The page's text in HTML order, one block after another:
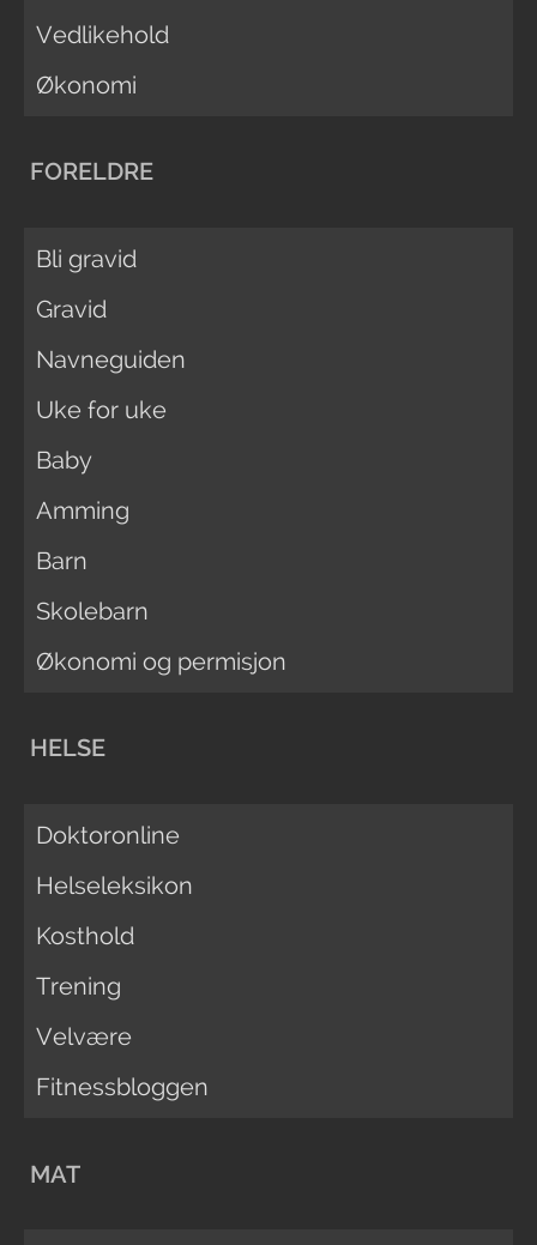
Vedlikehold
Økonomi
FORELDRE
Bli gravid
Gravid
Navneguiden
Uke for uke
Baby
Amming
Barn
Skolebarn
Økonomi og permisjon
HELSE
Doktoronline
Helseleksikon
Kosthold
Trening
Velvære
Fitnessbloggen
MAT